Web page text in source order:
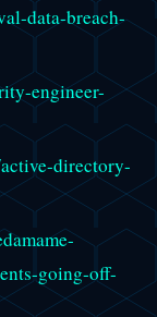
data-breach-
engineer-
directory-
going-off-